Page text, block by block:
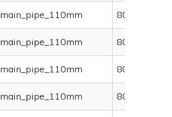
main_pipe_110mm 80000
main_pipe_110mm 80000
main_pipe_110mm 80000
main_pipe_110mm 80000